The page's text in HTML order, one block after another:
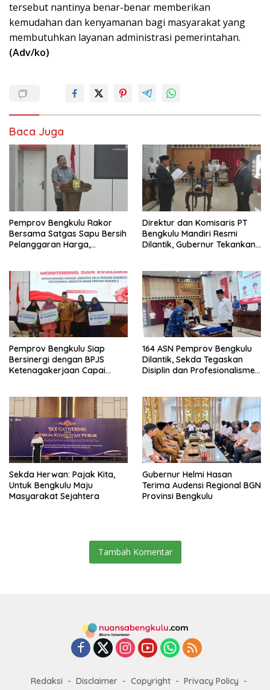
tersebut nantinya benar-benar memberikan
kemudahan dan kenyamanan bagi masyarakat yang
membutuhkan layanan administrasi pemerintahan.
(Adv/ko)
Baca Juga
Pemprov Bengkulu Rakor
Bersama Satgas Sapu Bersih
Pelanggaran Harga,
Masih Jadi Sorotan
Direktur dan Komisaris PT
Bengkulu Mandiri Resmi
Dilantik, Gubernur Tekankan
Pemprov Bengkulu Siap
Bersinergi dengan BPJS
Ketenagakerjaan Capai
164 ASN Pemprov Bengkulu
Dilantik, Sekda Tegaskan
Disiplin dan Profesionalisme
Sekda Herwan: Pajak Kita,
Untuk Bengkulu Maju
Masyarakat Sejahtera
Gubernur Helmi Hasan
Terima Audensi Regional BGN
Provinsi Bengkulu
Tambah Komentar
Redaksi Disclaimer Copyright
Privacy Policy